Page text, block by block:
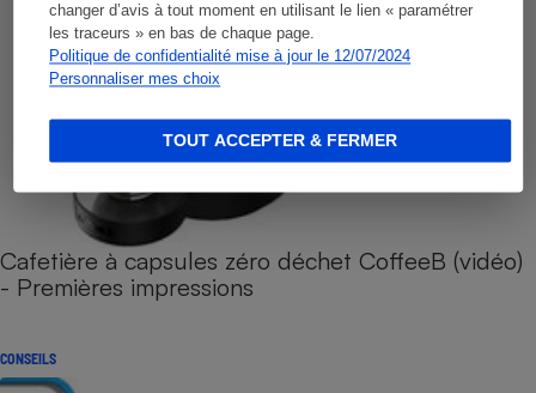
changer d’avis à tout moment en utilisant le lien « paramétrer
les traceurs » en bas de chaque page.
Politique de confidentialité mise à jour le 12/07/2024
Personnaliser mes choix
TOUT ACCEPTER & FERMER
Cafetière à capsules zéro déchet CoffeeB (vidéo)
- Premières impressions
CONSEILS